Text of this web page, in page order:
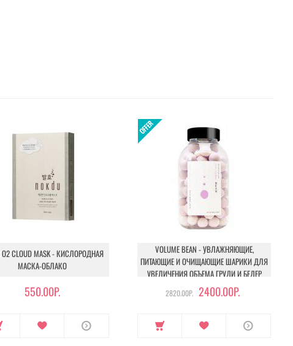
O2 CLOUD MASK - КИСЛОРОДНАЯ
МАСКА-ОБЛАКО
550.00Р.
VOLUME BEAN - УВЛАЖНЯЮЩИЕ,
ПИТАЮЩИЕ И ОЧИЩАЮЩИЕ ШАРИКИ ДЛЯ
УВЕЛИЧЕНИЯ ОБЪЕМА ГРУДИ И БЕДЕР
2820.00Р. 2400.00Р.